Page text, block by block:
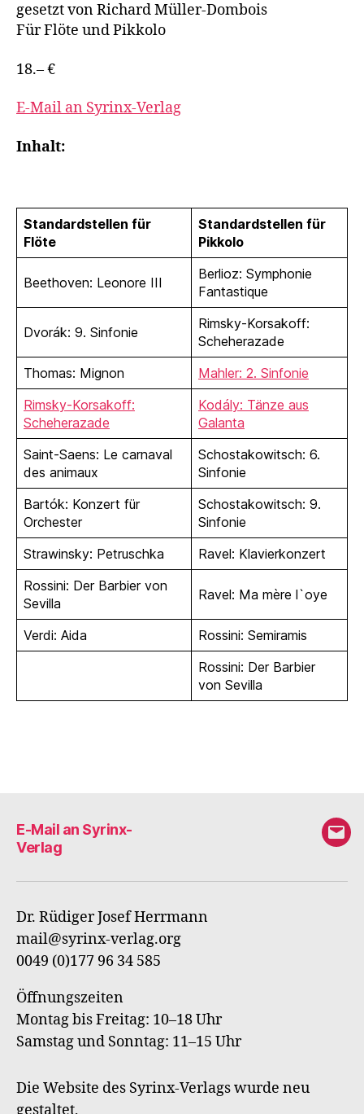
gesetzt von Richard Müller-Dombois
Für Flöte und Pikkolo
18.– €
E-Mail an Syrinx-Verlag
Inhalt:
Standardstellen für
Flöte
Standardstellen für
Pikkolo
Beethoven: Leonore III
Berlioz: Symphonie
Fantastique
Dvorák: 9. Sinfonie
Rimsky-Korsakoff:
Scheherazade
Thomas: Mignon
Mahler: 2. Sinfonie
Rimsky-Korsakoff:
Scheherazade
Kodály: Tänze aus
Galanta
Saint-Saens: Le carnaval
des animaux
Schostakowitsch: 6.
Sinfonie
Bartók: Konzert für
Orchester
Schostakowitsch: 9.
Sinfonie
Strawinsky: Petruschka
Ravel: Klavierkonzert
Rossini: Der Barbier von
Sevilla
Ravel: Ma mère l`oye
Verdi: Aida
Rossini: Semiramis
Rossini: Der Barbier
von Sevilla
E-Mail an Syrinx-
Verlag
E-
an
Dr. Rüdiger Josef Herrmann
mail@syrinx-verlag.org
0049 (0)177 96 34 585
Öffnungszeiten
Montag bis Freitag: 10–18 Uhr
Samstag und Sonntag: 11–15 Uhr
Die Website des Syrinx-Verlags wurde neu